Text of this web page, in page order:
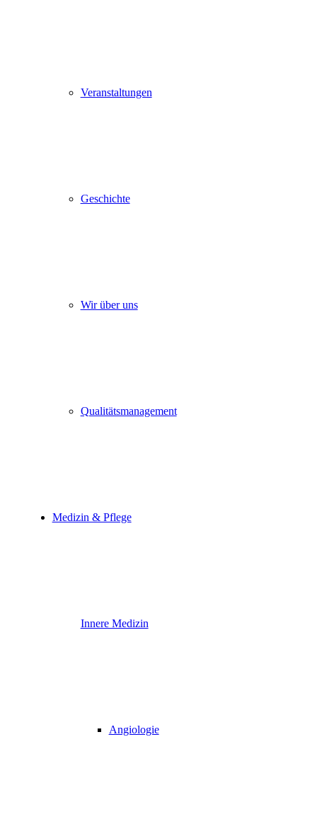
Veranstaltungen
Geschichte
Wir über uns
Qualitätsmanagement
Medizin & Pflege
Innere Medizin
Angiologie